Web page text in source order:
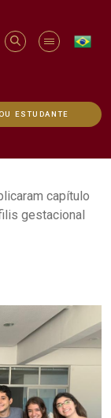
ESTUDANTE
capítulo
gestacional